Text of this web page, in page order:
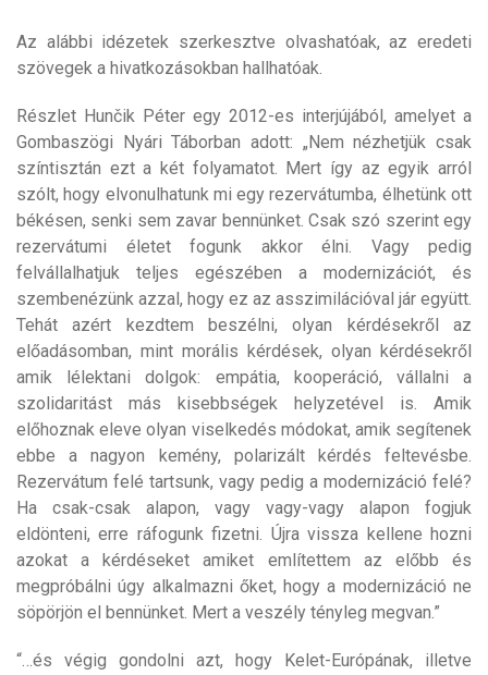
Az alábbi idézetek szerkesztve olvashatóak, az eredeti
szövegek a hivatkozásokban hallhatóak.
Részlet Hunčik Péter egy 2012-es interjújából, amelyet a
Gombaszögi Nyári Táborban adott: „Nem nézhetjük csak
színtisztán ezt a két folyamatot. Mert így az egyik arról
szólt, hogy elvonulhatunk mi egy rezervátumba, élhetünk ott
békésen, senki sem zavar bennünket. Csak szó szerint egy
rezervátumi életet fogunk akkor élni. Vagy pedig
felvállalhatjuk teljes egészében a modernizációt, és
szembenézünk azzal, hogy ez az asszimilációval jár együtt.
Tehát azért kezdtem beszélni, olyan kérdésekről az
előadásomban, mint morális kérdések, olyan kérdésekről
amik lélektani dolgok: empátia, kooperáció, vállalni a
szolidaritást más kisebbségek helyzetével is. Amik
előhoznak eleve olyan viselkedés módokat, amik segítenek
ebbe a nagyon kemény, polarizált kérdés feltevésbe.
Rezervátum felé tartsunk, vagy pedig a modernizáció felé?
Ha csak-csak alapon, vagy vagy-vagy alapon fogjuk
eldönteni, erre ráfogunk fizetni. Újra vissza kellene hozni
azokat a kérdéseket amiket említettem az előbb és
megpróbálni úgy alkalmazni őket, hogy a modernizáció ne
söpörjön el bennünket. Mert a veszély tényleg megvan.”
“…és végig gondolni azt, hogy Kelet-Európának, illetve